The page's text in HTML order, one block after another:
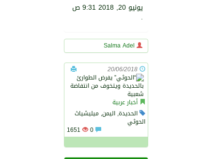
يونيو 20, 2018 9:31 ص
.
Salma Adel
20/06/2018
أخبار عربية
الحديدة, اليمن, ميليشياث
الحوثي
1651